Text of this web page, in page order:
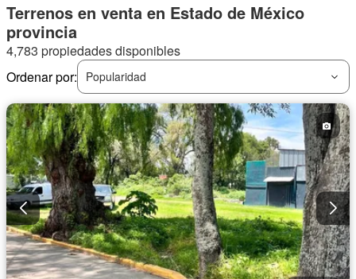
Terrenos en venta en Estado de México
provincia
4,783 propiedades disponibles
Ordenar por:
Popularidad